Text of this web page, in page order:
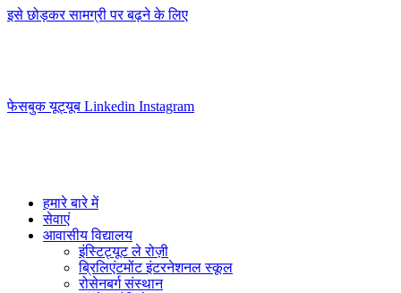
इसे छोड़कर सामग्री पर बढ़ने के लिए
फेसबुक यूट्यूब Linkedin Instagram
हमारे बारे में
सेवाएं
आवासीय विद्यालय
इंस्टिट्यूट ले रोज़ी
ब्रिलिएंटमोंट इंटरनेशनल स्कूल
रोसेनबर्ग संस्थान